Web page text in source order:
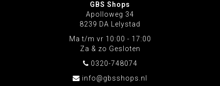
GBS Shops
Apolloweg 34
8239 DA Lelystad
Ma t/m vr 10:00 - 17:00
Za & zo Gesloten
0320-748074
info@gbsshops.nl